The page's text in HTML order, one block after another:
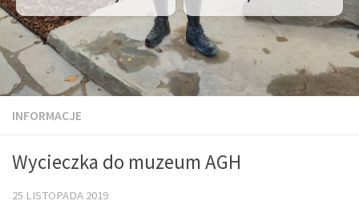
INFORMACJE
Wycieczka do muzeum AGH
25 LISTOPADA 2019